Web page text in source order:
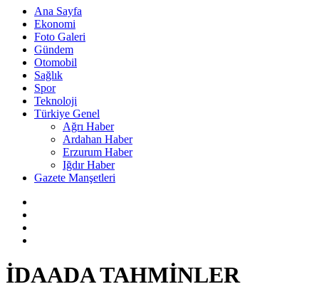
Ana Sayfa
Ekonomi
Foto Galeri
Gündem
Otomobil
Sağlık
Spor
Teknoloji
Türkiye Genel
Ağrı Haber
Ardahan Haber
Erzurum Haber
Iğdır Haber
Gazete Manşetleri
İDAADA TAHMİNLER